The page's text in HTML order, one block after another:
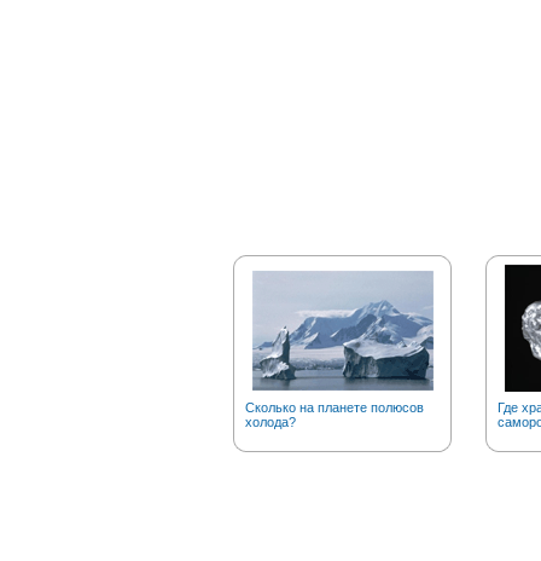
Сколько на планете полюсов
холода?
Где